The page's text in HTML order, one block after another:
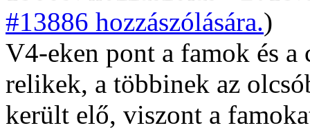
#13886 hozzászólására.)
V4-eken pont a famok és a
relikek, a többinek az
került elő, viszont a